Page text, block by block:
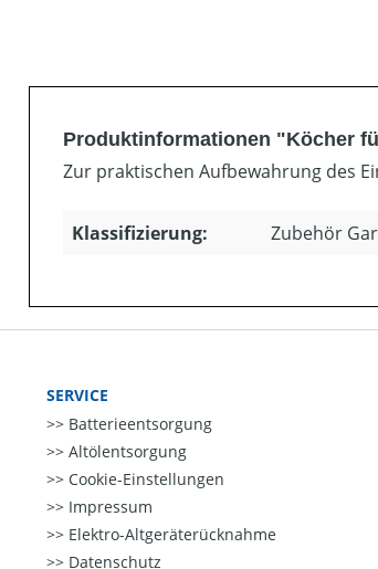
Produktinformationen "Köcher
Zur praktischen Aufbewahrung des
Klassifizierung: Zubehör
SERVICE
Batterieentsorgung
Altölentsorgung
Cookie-Einstellungen
Impressum
Elektro-Altgeräterücknahme
Datenschutz